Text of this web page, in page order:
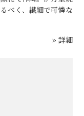
べく、繊細で可憐な
» 詳細